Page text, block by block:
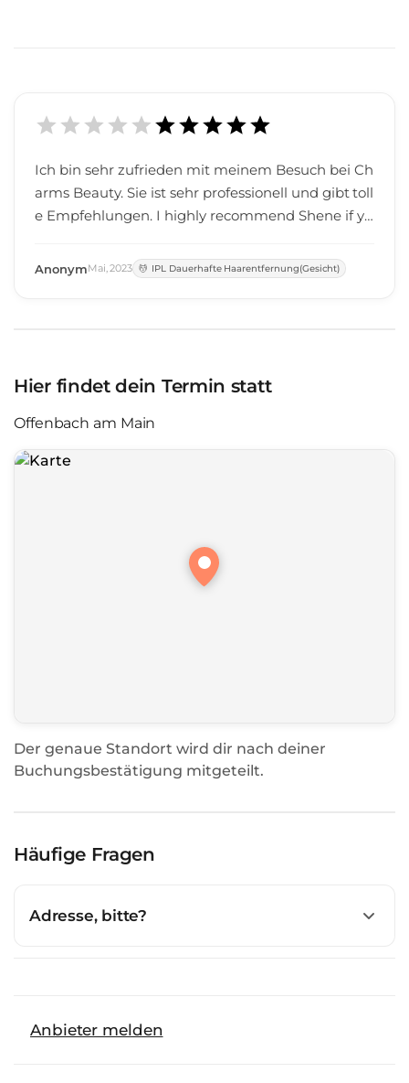
Ich bin sehr zufrieden mit meinem Besuch bei Ch
arms Beauty. Sie ist sehr professionell und gibt toll
e Empfehlungen. I highly recommend Shene if yo
Immer wieder.
AnonymMai,2023 IPL Dauerhafte Haarentfernung(Gesicht)
Hier findet dein Termin statt
Offenbach am Main
Der genaue Standort wird dir nach deiner
Buchungsbestätigung mitgeteilt.
Häufige Fragen
Adresse, bitte?
Anbieter melden